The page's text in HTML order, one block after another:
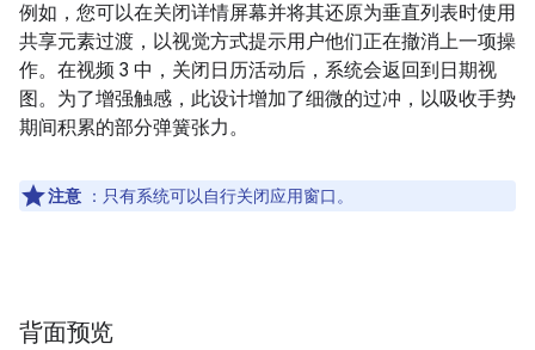
例如，您可以在关闭详情屏幕并将其还原为垂直列表时使用
共享元素过渡，以视觉方式提示用户他们正在撤消上一项操
作。在视频 3 中，关闭日历活动后，系统会返回到日期视
图。为了增强触感，此设计增加了细微的过冲，以吸收手势
期间积累的部分弹簧张力。
注意 ：只有系统可以自行关闭应用窗口。
背面预览